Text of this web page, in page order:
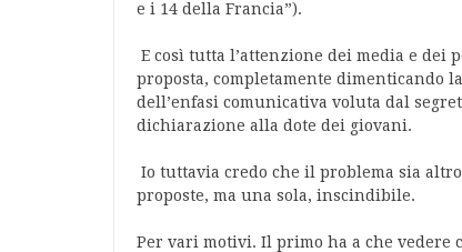
e i 14 della Francia”).
E così tutta l’attenzione dei media e dei
proposta, completamente dimenticando
dell’enfasi comunicativa voluta dal
dichiarazione alla dote dei giovani.
Io tuttavia credo che il problema sia
proposte, ma una sola, inscindibile.
Per vari motivi. Il primo ha a che vedere